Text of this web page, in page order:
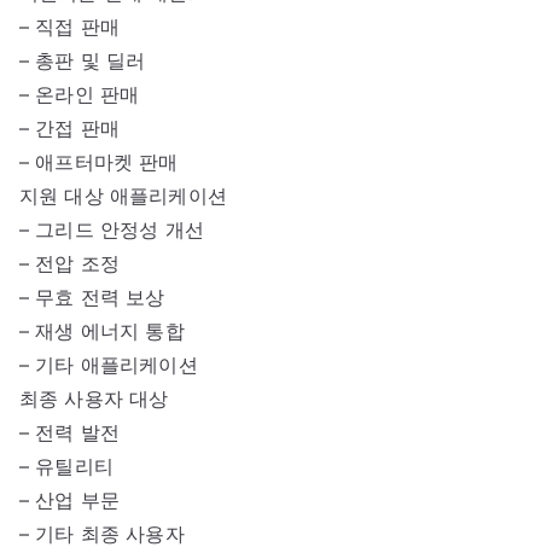
– 직접 판매
– 총판 및 딜러
– 온라인 판매
– 간접 판매
– 애프터마켓 판매
지원 대상 애플리케이션
– 그리드 안정성 개선
– 전압 조정
– 무효 전력 보상
– 재생 에너지 통합
– 기타 애플리케이션
최종 사용자 대상
– 전력 발전
– 유틸리티
– 산업 부문
– 기타 최종 사용자